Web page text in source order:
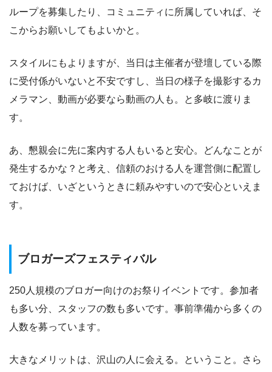
ループを募集したり、コミュニティに所属していれば、そ
こからお願いしてもよいかと。
スタイルにもよりますが、当日は主催者が登壇している際
に受付係がいないと不安ですし、当日の様子を撮影するカ
メラマン、動画が必要なら動画の人も。と多岐に渡りま
す。
あ、懇親会に先に案内する人もいると安心。どんなことが
発生するかな？と考え、信頼のおける人を運営側に配置し
ておけば、いざというときに頼みやすいので安心といえま
す。
ブロガーズフェスティバル
250人規模のブロガー向けのお祭りイベントです。参加者
も多い分、スタッフの数も多いです。事前準備から多くの
人数を募っています。
大きなメリットは、沢山の人に会える。ということ。さら